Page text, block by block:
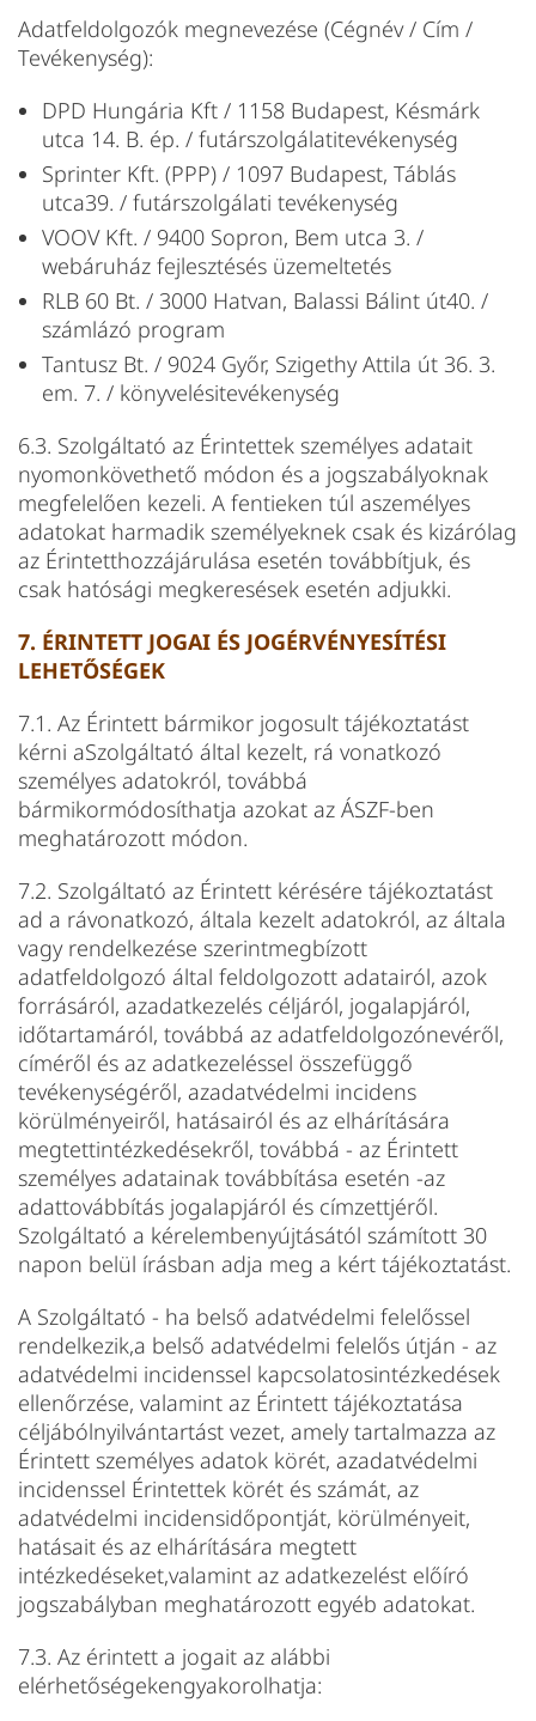
Adatfeldolgozók megnevezése (Cégnév / Cím /
Tevékenység):
DPD Hungária Kft / 1158 Budapest, Késmárk
utca 14. B. ép. / futárszolgálatitevékenység
Sprinter Kft. (PPP) / 1097 Budapest, Táblás
utca39. / futárszolgálati tevékenység
VOOV Kft. / 9400 Sopron, Bem utca 3. /
webáruház fejlesztésés üzemeltetés
RLB 60 Bt. / 3000 Hatvan, Balassi Bálint út40. /
számlázó program
Tantusz Bt. / 9024 Győr, Szigethy Attila út 36. 3.
em. 7. / könyvelésitevékenység
6.3. Szolgáltató az Érintettek személyes adatait
nyomonkövethető módon és a jogszabályoknak
megfelelően kezeli. A fentieken túl aszemélyes
adatokat harmadik személyeknek csak és kizárólag
az Érintetthozzájárulása esetén továbbítjuk, és
csak hatósági megkeresések esetén adjukki.
7. ÉRINTETT JOGAI ÉS JOGÉRVÉNYESÍTÉSI
LEHETŐSÉGEK
7.1. Az Érintett bármikor jogosult tájékoztatást
kérni aSzolgáltató által kezelt, rá vonatkozó
személyes adatokról, továbbá
bármikormódosíthatja azokat az ÁSZF-ben
meghatározott módon.
7.2. Szolgáltató az Érintett kérésére tájékoztatást
ad a rávonatkozó, általa kezelt adatokról, az általa
vagy rendelkezése szerintmegbízott
adatfeldolgozó által feldolgozott adatairól, azok
forrásáról, azadatkezelés céljáról, jogalapjáról,
időtartamáról, továbbá az adatfeldolgozónevéről,
címéről és az adatkezeléssel összefüggő
tevékenységéről, azadatvédelmi incidens
körülményeiről, hatásairól és az elhárítására
megtettintézkedésekről, továbbá - az Érintett
személyes adatainak továbbítása esetén -az
adattovábbítás jogalapjáról és címzettjéről.
Szolgáltató a kérelembenyújtásától számított 30
napon belül írásban adja meg a kért tájékoztatást.
A Szolgáltató - ha belső adatvédelmi felelőssel
rendelkezik,a belső adatvédelmi felelős útján - az
adatvédelmi incidenssel kapcsolatosintézkedések
ellenőrzése, valamint az Érintett tájékoztatása
céljábólnyilvántartást vezet, amely tartalmazza az
Érintett személyes adatok körét, azadatvédelmi
incidenssel Érintettek körét és számát, az
adatvédelmi incidensidőpontját, körülményeit,
hatásait és az elhárítására megtett
intézkedéseket,valamint az adatkezelést előíró
jogszabályban meghatározott egyéb adatokat.
7.3. Az érintett a jogait az alábbi
elérhetőségekengyakorolhatja: